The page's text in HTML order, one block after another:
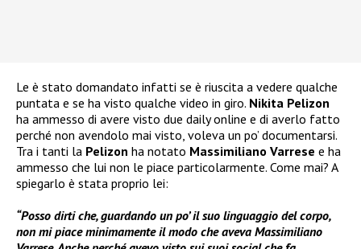
Le è stato domandato infatti se è riuscita a vedere qualche
puntata e se ha visto qualche video in giro. Nikita Pelizon
ha ammesso di avere visto due daily online e di averlo fatto
perché non avendolo mai visto, voleva un po’ documentarsi.
Tra i tanti la Pelizon ha notato Massimiliano Varrese e ha
ammesso che lui non le piace particolarmente. Come mai? A
spiegarlo è stata proprio lei:
“Posso dirti che, guardando un po’ il suo linguaggio del corpo,
non mi piace minimamente il modo che aveva Massimiliano